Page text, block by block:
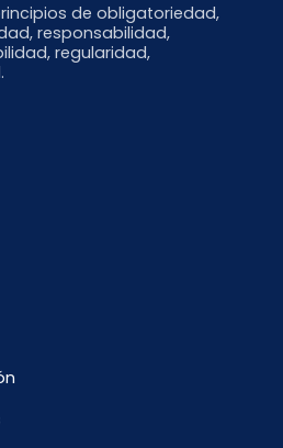
de obligatoriedad,
responsabilidad,
regularidad,